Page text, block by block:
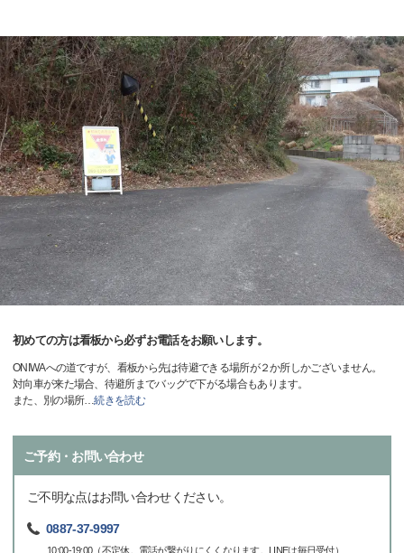
初めての方は看板から必ずお電話をお願いします。
ONIWAへの道ですが、看板から先は待避できる場所が２か所しかございません。
対向車が来た場合、待避所までバッグで下がる場合もあります。
また、別の場所…続きを読む
ご予約・お問い合わせ
ご不明な点はお問い合わせください。
0887-37-9997
10:00-19:00（不定休。電話が繋がりにくくなります。LINEは毎日受付）